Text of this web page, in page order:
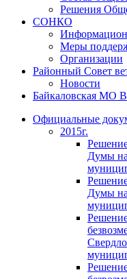
Решения
СОНКО
Меры
Организации
Районный Совет
Новости
Байкаловская МО
Официальные
2015г.
Думы на
Думы на